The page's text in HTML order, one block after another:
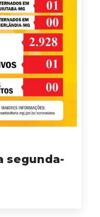
segunda-